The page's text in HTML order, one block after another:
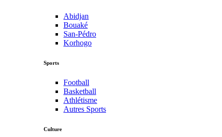
Abidjan
Bouaké
San-Pédro
Korhogo
Sports
Football
Basketball
Athlétisme
Autres Sports
Culture